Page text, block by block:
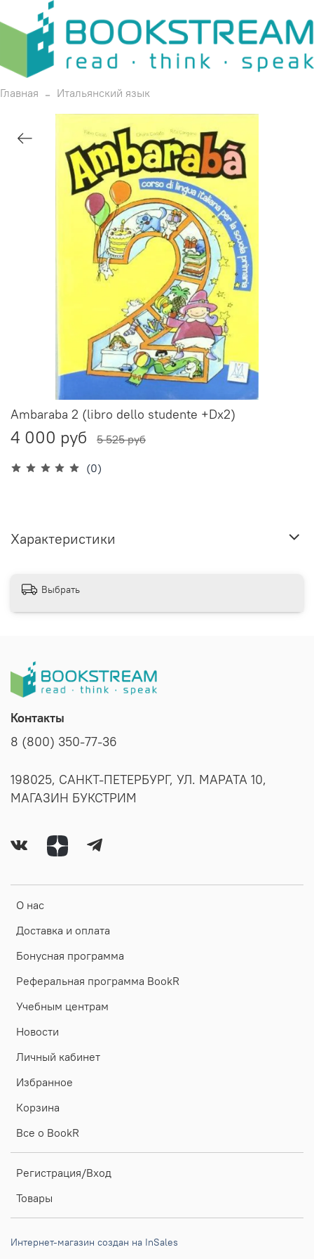
Главная Итальянский язык
(0)
Ambaraba 2 (libro dello studente +Dx2)
4 000 руб 5 525 руб
Характеристики
Выбрать
О нас
Доставка и оплата
Бонусная программа
Реферальная программа BookR
Учебным центрам
Новости
Личный кабинет
Избранное
Корзина
Все о BookR
Регистрация/Вход
Товары
Контакты
8 (800) 350-77-36
198025, САНКТ-ПЕТЕРБУРГ, УЛ. МАРАТА 10,
МАГАЗИН БУКСТРИМ
Интернет-магазин создан на InSales